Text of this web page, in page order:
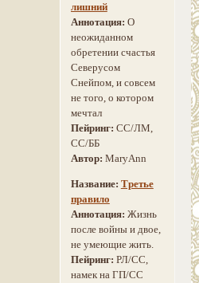
лишний
Аннотация: О
неожиданном
обретении счастья
Северусом
Снейпом, и совсем
не того, о котором
мечтал
Пейринг: СС/ЛМ,
СС/ББ
Автор: MaryAnn
Название: Третье
правило
Аннотация: Жизнь
после войны и двое,
не умеющие жить.
Пейринг: РЛ/СС,
намек на ГП/СС